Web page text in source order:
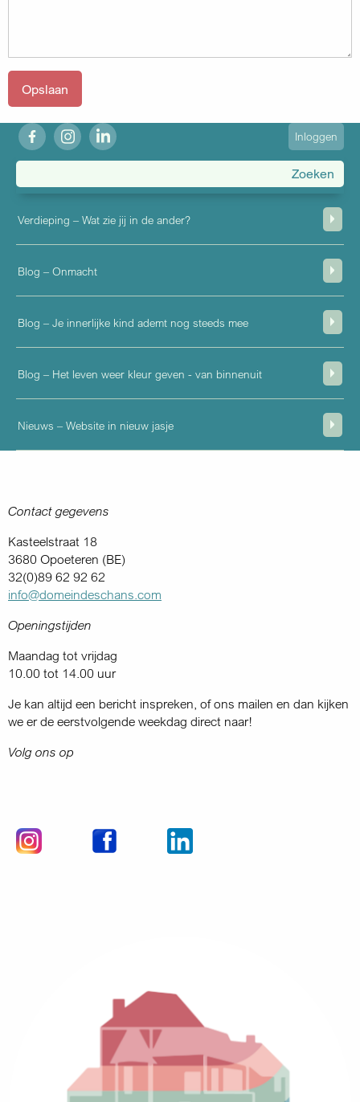
fb ig in
User
account
menu
Inloggen
Verdieping – Wat zie jij in de ander?
Blog – Onmacht
Blog – Je innerlijke kind ademt nog steeds mee
Blog – Het leven weer kleur geven - van binnenuit
Nieuws – Website in nieuw jasje
Contact gegevens
Kasteelstraat 18
3680 Opoeteren (BE)
32(0)89 62 92 62
info@domeindeschans.com
Openingstijden
Maandag tot vrijdag
10.00 tot 14.00 uur
Je kan altijd een bericht inspreken, of ons mailen en dan kijken
we er de eerstvolgende weekdag direct naar!
Volg ons op